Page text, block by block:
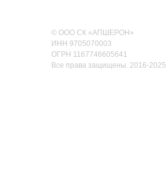
© ООО СК «АПШЕРОН»
ИНН 9705070003
ОГРН 1167746605641
Все права защищены. 2016-2025